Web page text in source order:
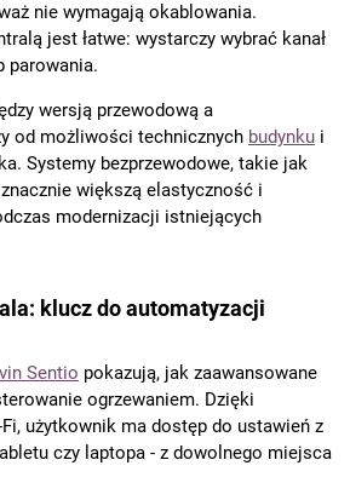
nie wymagają okablowania.
jest łatwe: wystarczy wybrać kanał
parowania.
wersją przewodową a
od możliwości technicznych budynku i
Systemy bezprzewodowe, takie jak
większą elastyczność i
modernizacji istniejących
klucz do automatyzacji
Sentio pokazują, jak zaawansowane
ogrzewaniem. Dzięki
użytkownik ma dostęp do ustawień z
czy laptopa - z dowolnego miejsca